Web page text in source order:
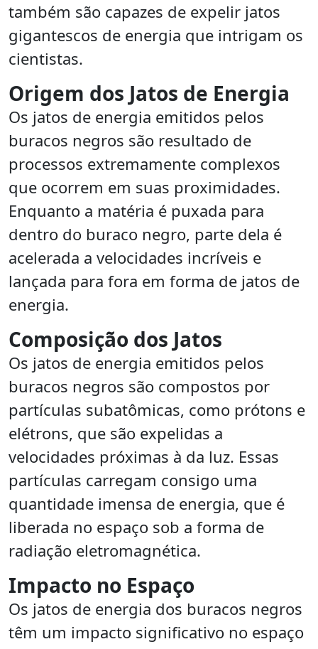
também são capazes de expelir jatos
gigantescos de energia que intrigam os
cientistas.
Origem dos Jatos de Energia
Os jatos de energia emitidos pelos
buracos negros são resultado de
processos extremamente complexos
que ocorrem em suas proximidades.
Enquanto a matéria é puxada para
dentro do buraco negro, parte dela é
acelerada a velocidades incríveis e
lançada para fora em forma de jatos de
energia.
Composição dos Jatos
Os jatos de energia emitidos pelos
buracos negros são compostos por
partículas subatômicas, como prótons e
elétrons, que são expelidas a
velocidades próximas à da luz. Essas
partículas carregam consigo uma
quantidade imensa de energia, que é
liberada no espaço sob a forma de
radiação eletromagnética.
Impacto no Espaço
Os jatos de energia dos buracos negros
têm um impacto significativo no espaço